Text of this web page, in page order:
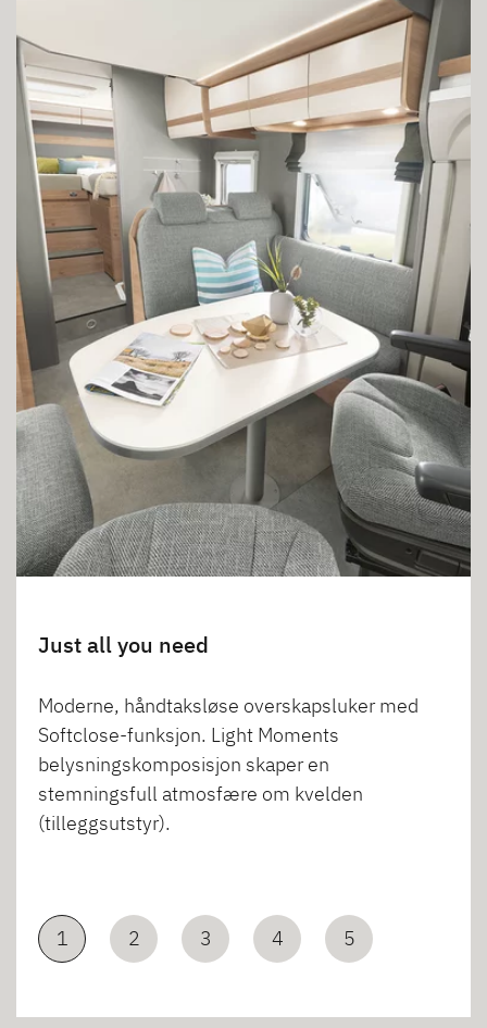
Just all you need
Moderne, håndtaksløse overskapsluker med
Softclose-funksjon. Light Moments
belysningskomposisjon skaper en
stemningsfull atmosfære om kvelden
(tilleggsutstyr).
1 2 3 4 5